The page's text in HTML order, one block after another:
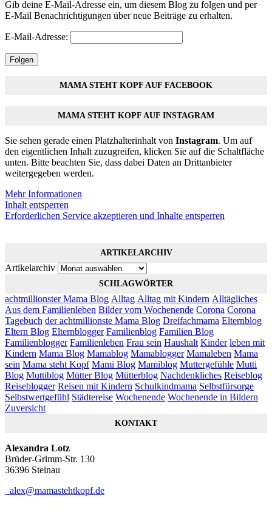
Gib deine E-Mail-Adresse ein, um diesem Blog zu folgen und per
E-Mail Benachrichtigungen über neue Beiträge zu erhalten.
E-Mail-Adresse:
Folgen
MAMA STEHT KOPF AUF FACEBOOK
MAMA STEHT KOPF AUF INSTAGRAM
Sie sehen gerade einen Platzhalterinhalt von Instagram. Um auf
den eigentlichen Inhalt zuzugreifen, klicken Sie auf die Schaltfläche
unten. Bitte beachten Sie, dass dabei Daten an Drittanbieter
weitergegeben werden.
Mehr Informationen
Inhalt entsperren
Erforderlichen Service akzeptieren und Inhalte entsperren
ARTIKELARCHIV
Artikelarchiv
SCHLAGWÖRTER
achtmillionster Mama Blog Alltag Alltag mit Kindern Alltägliches
Aus dem Familienleben Bilder vom Wochenende Corona Corona
Tagebuch der achtmillionste Mama Blog Dreifachmama Elternblog
Eltern Blog Elternblogger Familienblog Familien Blog
Familienblogger Familienleben Frau sein Haushalt Kinder leben mit
Kindern Mama Blog Mamablog Mamablogger Mamaleben Mama
sein Mama steht Kopf Mami Blog Mamiblog Muttergefühle Mutti
Blog Muttiblog Mütter Blog Mütterblog Nachdenkliches Reiseblog
Reiseblogger Reisen mit Kindern Schulkindmama Selbstfürsorge
Selbstwertgefühl Städtereise Wochenende Wochenende in Bildern
Zuversicht
KONTAKT
Alexandra Lotz
Brüder-Grimm-Str. 130
36396 Steinau
alex@mamastehtkopf.de